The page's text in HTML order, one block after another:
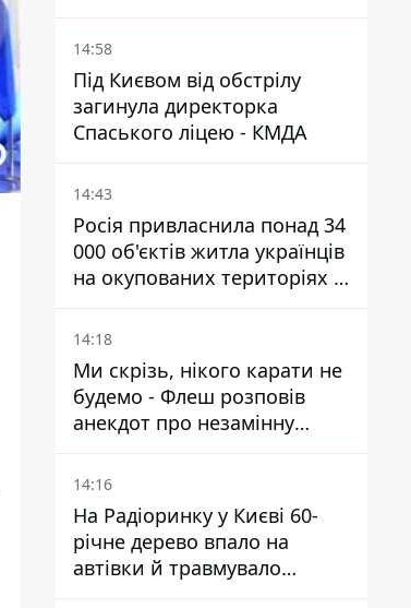
КАБ-250
14:58
Під Києвом від обстрілу
загинула директорка
Спаського ліцею - КМДА
14:43
Росія привласнила понад 34
000 об'єктів житла українців
на окупованих територіях -
розслідування BBC
14:18
Ми скрізь, нікого карати не
будемо - Флеш розповів
анекдот про незамінну
роботу зв’язківців на фронті
14:16
На Радіоринку у Києві 60-
річне дерево впало на
автівки й травмувало
людину - подробиці